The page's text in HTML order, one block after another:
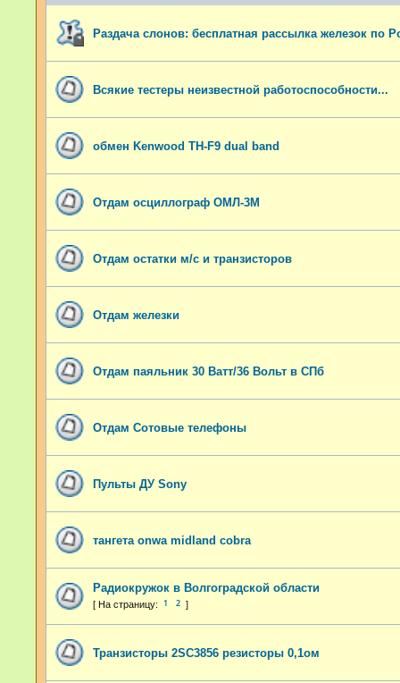
Раздача слонов: бесплатная рассылка железок по
Всякие тестеры неизвестной работоспособности...
обмен Kenwood TH-F9 dual band
Отдам осциллограф ОМЛ-3М
Отдам остатки м/с и транзисторов
Отдам железки
Отдам паяльник 30 Ватт/36 Вольт в СПб
Отдам Сотовые телефоны
Пульты ДУ Sony
тангета onwa midland cobra
Радиокружок в Волгоградской области
1 2
Транзисторы 2SC3856 резисторы 0,1ом